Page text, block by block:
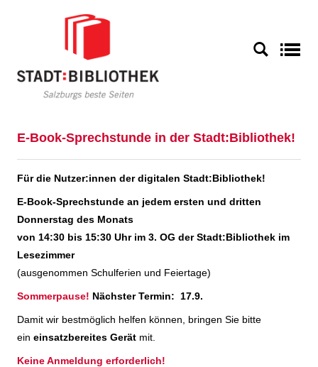
E-Book-Sprechstunde in der Stadt:Bibliothek!
Für die Nutzer:innen der digitalen Stadt:Bibliothek!
E-Book-Sprechstunde an jedem ersten und dritten
Donnerstag des Monats
von 14:30 bis 15:30 Uhr im 3. OG der Stadt:Bibliothek im
Lesezimmer
(ausgenommen Schulferien und Feiertage)
Sommerpause! Nächster Termin: 17.9.
Damit wir bestmöglich helfen können, bringen Sie bitte
ein einsatzbereites Gerät mit.
Keine Anmeldung erforderlich!